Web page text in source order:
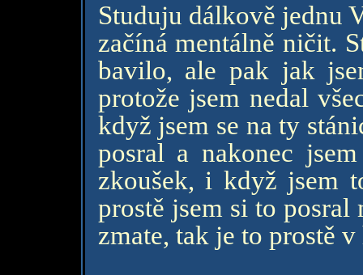
Studuju dálkově jednu
začíná mentálně ničit.
bavilo, ale pak jak
protože jsem nedal
když jsem se na ty
posral a nakonec
zkoušek, i když jsem
prostě jsem si to
zmate, tak je to prostě